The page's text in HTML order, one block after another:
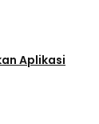
Aplikasi